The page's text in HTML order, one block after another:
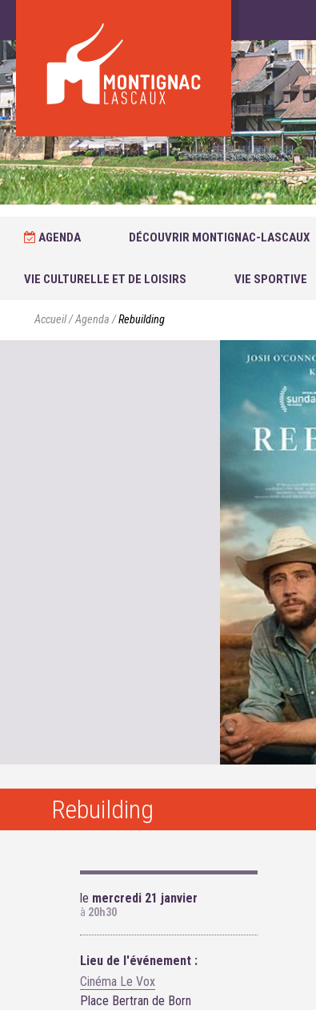
AGENDA DÉCOUVRIR MONTIGNAC-LASCAUX
VIE CULTURELLE ET DE LOISIRS VIE SPORTIVE
Accueil/Agenda /Rebuilding
Rebuilding
le mercredi 21 janvier
à 20h30
Lieu de l'événement :
Cinéma Le Vox
Place Bertran de Born